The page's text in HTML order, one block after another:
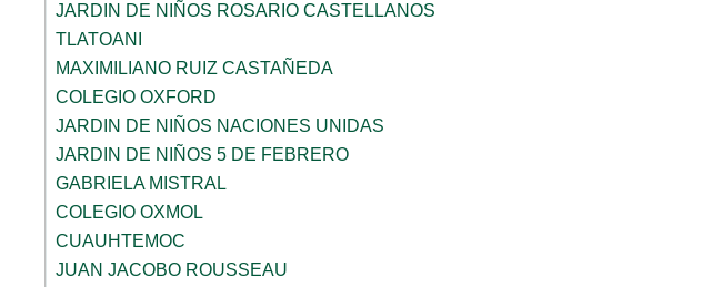
JARDIN DE NIÑOS ROSARIO CASTELLANOS
TLATOANI
MAXIMILIANO RUIZ CASTAÑEDA
COLEGIO OXFORD
JARDIN DE NIÑOS NACIONES UNIDAS
JARDIN DE NIÑOS 5 DE FEBRERO
GABRIELA MISTRAL
COLEGIO OXMOL
CUAUHTEMOC
JUAN JACOBO ROUSSEAU